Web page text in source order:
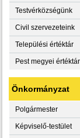
Testvérközségünk
Civil szervezeteink
Települési értéktár
Pest megyei értéktár
Önkormányzat
Polgármester
Képviselő-testület